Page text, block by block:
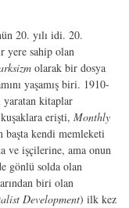
20. yılı idi. 20.
yere sahip olan
olarak bir dosya
yaşamış biri. 1910-
yara­tan kitaplar
erişti, Month­ly
başta kendi memleketi
ve işçilerine, ama onun
gönlü solda olan
biri olan
Development) ilk kez